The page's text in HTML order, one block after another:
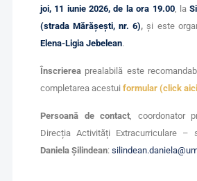
joi, 11 iunie 2026, de la ora 19.00, la
(strada Mărășești, nr. 6),și este
Elena-Ligia Jebelean.
Înscriereaprealabilă este
completarea acestui formular (click
Persoană de contact, coordonator
Direcția Activități Extracurriculare –
Daniela Șilindean: